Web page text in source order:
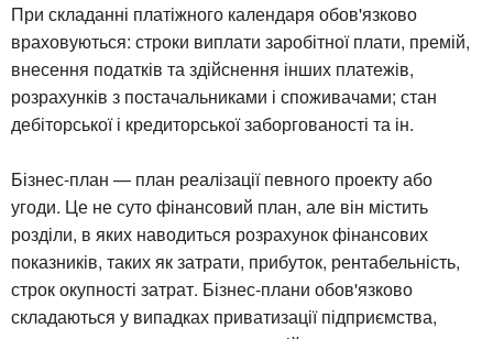
При складанні платіжного календаря обов'язково
враховуються: строки виплати заробітної плати, премій,
внесення податків та здійснення інших платежів,
розрахунків з постачальниками і споживачами; стан
дебіторської і кредиторської заборгованості та ін.
Бізнес-план — план реалізації певного проекту або
угоди. Це не суто фінансовий план, але він містить
розділи, в яких наводиться розрахунок фінансових
показників, таких як затрати, прибуток, рентабельність,
строк окупності затрат. Бізнес-плани обов'язково
складаються у випадках приватизації підприємства,